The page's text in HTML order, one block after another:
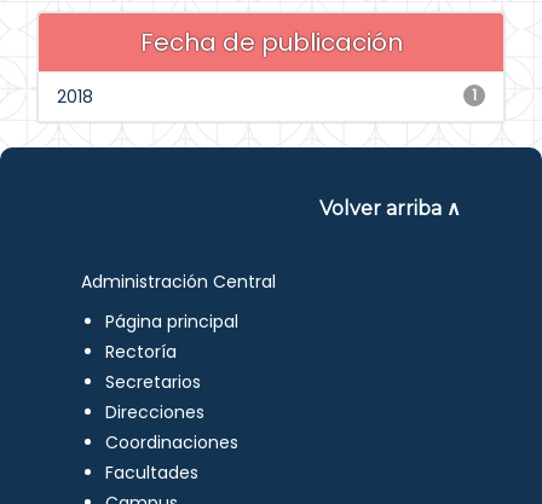
Fecha de publicación
1
2018
Volver arriba ∧
Administración Central
Página principal
Rectoría
Secretarios
Direcciones
Coordinaciones
Facultades